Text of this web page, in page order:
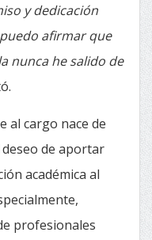
y dedicación
afirmar que
nunca he salido de
al cargo nace de
deseo de aportar
académica al
profesionales